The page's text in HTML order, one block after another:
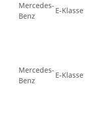
Mercedes-
Benz
E-Klasse
Mercedes-
Benz
E-Klasse